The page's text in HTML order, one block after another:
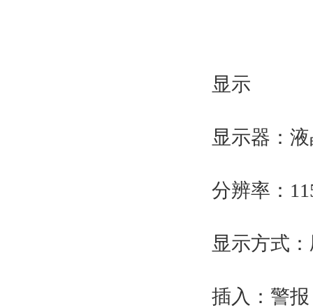
显示
显示器：
分辨率：
显示方式
插入：警